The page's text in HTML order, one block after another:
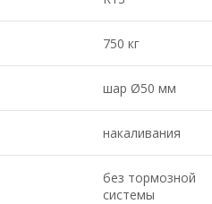
750 кг
шар Ø50 мм
накаливания
без тормозной
системы